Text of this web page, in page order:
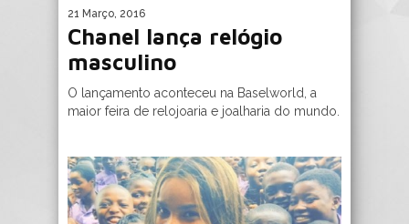
21 Março, 2016
Chanel lança relógio
masculino
O lançamento aconteceu na Baselworld, a
maior feira de relojoaria e joalharia do mundo.